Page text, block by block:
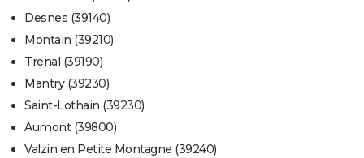
Desnes (39140)
Montain (39210)
Trenal (39190)
Mantry (39230)
Saint-Lothain (39230)
Aumont (39800)
Valzin en Petite Montagne (39240)